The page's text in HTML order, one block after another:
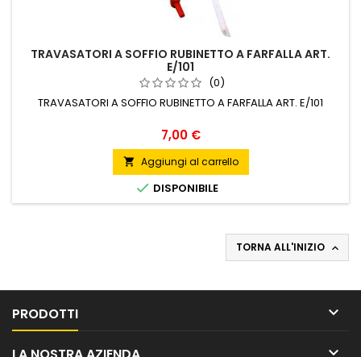
TRAVASATORI A SOFFIO RUBINETTO A FARFALLA ART.
E/101
(0)
TRAVASATORI A SOFFIO RUBINETTO A FARFALLA ART. E/101
Prezzo
7,00 €
 Aggiungi al carrello
 DISPONIBILE
TORNA ALL'INIZIO 
PRODOTTI 
